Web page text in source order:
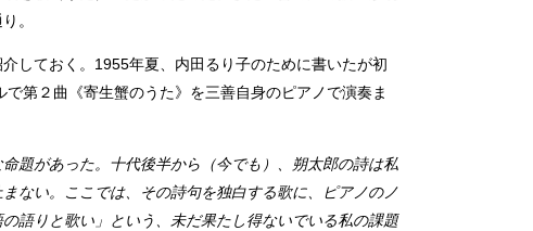
。
しておく。1955年夏、内田るり子のために書いたが初
第２曲《寄生蟹のうた》を三善自身のピアノで演奏ま
題があった。十代後半から（今でも）、朔太郎の詩は私
ない。ここでは、その詩句を独白する歌に、ピアノのノ
語りと歌い」という、未だ果たし得ないでいる私の課題